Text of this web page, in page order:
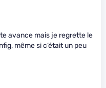
avance mais je regrette le
même si c’était un peu